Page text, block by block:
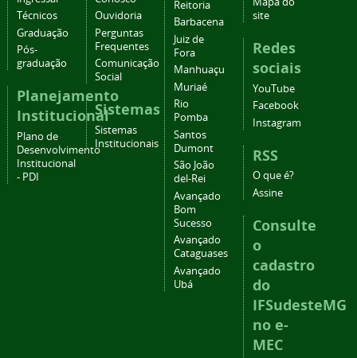
Técnicos
Graduação
Pós-
graduação
Planejamento
Institucional
Plano de
Desenvolvimento
Institucional
- PDI
Ouvidoria
Perguntas
Frequentes
Comunicação
Social
Sistemas
Sistemas
Institucionais
Reitoria
Barbacena
Juiz de
Fora
Manhuaçu
Muriaé
Rio
Pomba
Santos
Dumont
São João
del-Rei
Avançado
Bom
Sucesso
Avançado
Cataguases
Avançado
Ubá
site
Redes
sociais
YouTube
Facebook
Instagram
RSS
O que é?
Assine
Consulte
o
cadastro
do
IFSudesteMG
no e-
MEC